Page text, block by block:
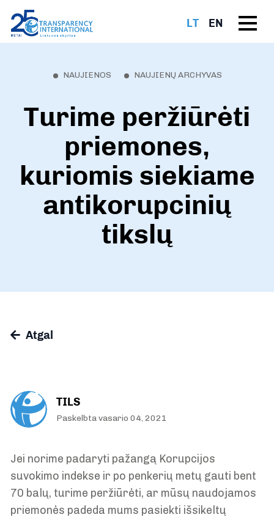
LT EN
NAUJIENOS NAUJIENŲ ARCHYVAS
Turime peržiūrėti
priemones,
kuriomis siekiame
antikorupcinių
tikslų
Atgal
TILS
Paskelbta vasario 04, 2021
Jei norime padaryti pažangą Korupcijos
suvokimo indekse ir po penkerių metų gauti bent
70 balų, turime peržiūrėti, ar mūsų naudojamos
priemonės padeda mums pasiekti išsikeltų